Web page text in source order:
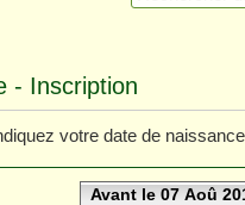
- Inscription
votre date de
Avant le 07 Aoû